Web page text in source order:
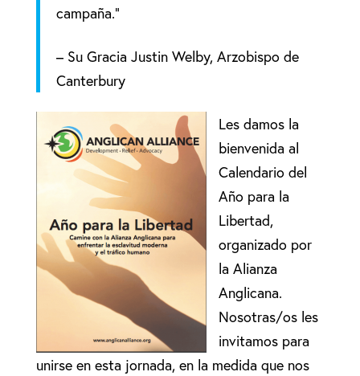
campaña.”
– Su Gracia Justin Welby, Arzobispo de
Canterbury
Les damos la
bienvenida al
Calendario del
Año para la
Libertad,
organizado por
la Alianza
Anglicana.
Nosotras/os les
invitamos para
unirse en esta jornada, en la medida que nos